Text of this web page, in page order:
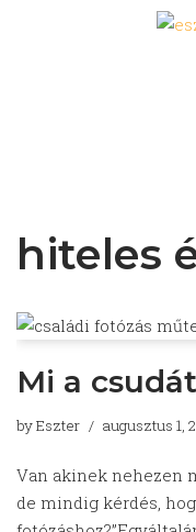
hiteles
Mi a
byEszter augusztus 1,
Van akinek nehezen
de mindig kérdés,